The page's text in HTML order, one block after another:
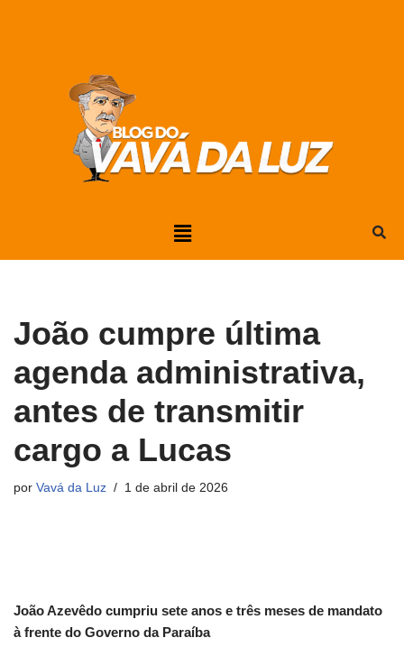
João cumpre última
agenda administrativa,
antes de transmitir
cargo a Lucas
por Vavá da Luz 1 de abril de 2026
João Azevêdo cumpriu sete anos e três meses de mandato
à frente do Governo da Paraíba